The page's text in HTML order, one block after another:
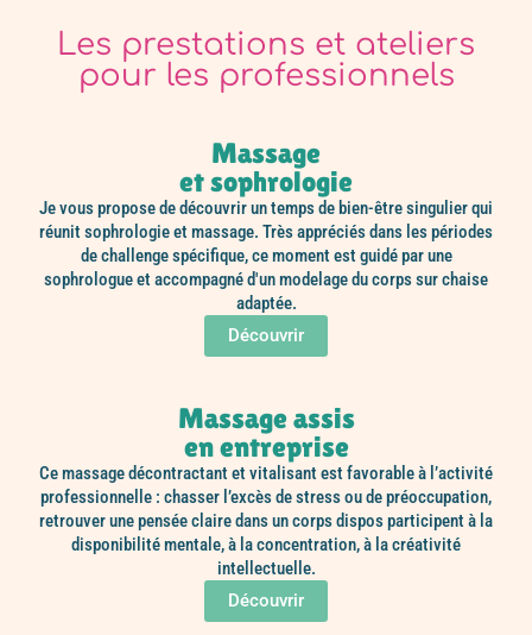
Les prestations et ateliers
pour les professionnels
Massage
et sophrologie
Je vous propose de découvrir un temps de bien-être singulier qui
réunit sophrologie et massage. Très appréciés dans les périodes
de challenge spécifique, ce moment est guidé par une
sophrologue et accompagné d'un modelage du corps sur chaise
adaptée.
Découvrir
Massage assis
en entreprise
Ce massage décontractant et vitalisant est favorable à l’activité
professionnelle : chasser l’excès de stress ou de préoccupation,
retrouver une pensée claire dans un corps dispos participent à la
disponibilité mentale, à la concentration, à la créativité
intellectuelle.
Découvrir